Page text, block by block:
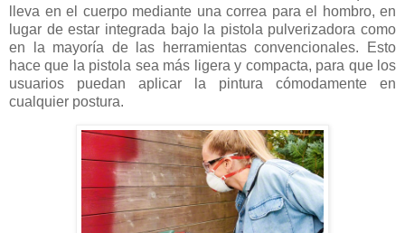
lleva en el cuerpo mediante una correa para el hombro, en
lugar de estar integrada bajo la pistola pulverizadora como
en la mayoría de las herramientas convencionales. Esto
hace que la pistola sea más ligera y compacta, para que los
usuarios puedan aplicar la pintura cómodamente en
cualquier postura.